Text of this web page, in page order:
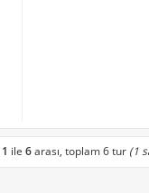
1 ile 6arası, toplam 6 tur (1